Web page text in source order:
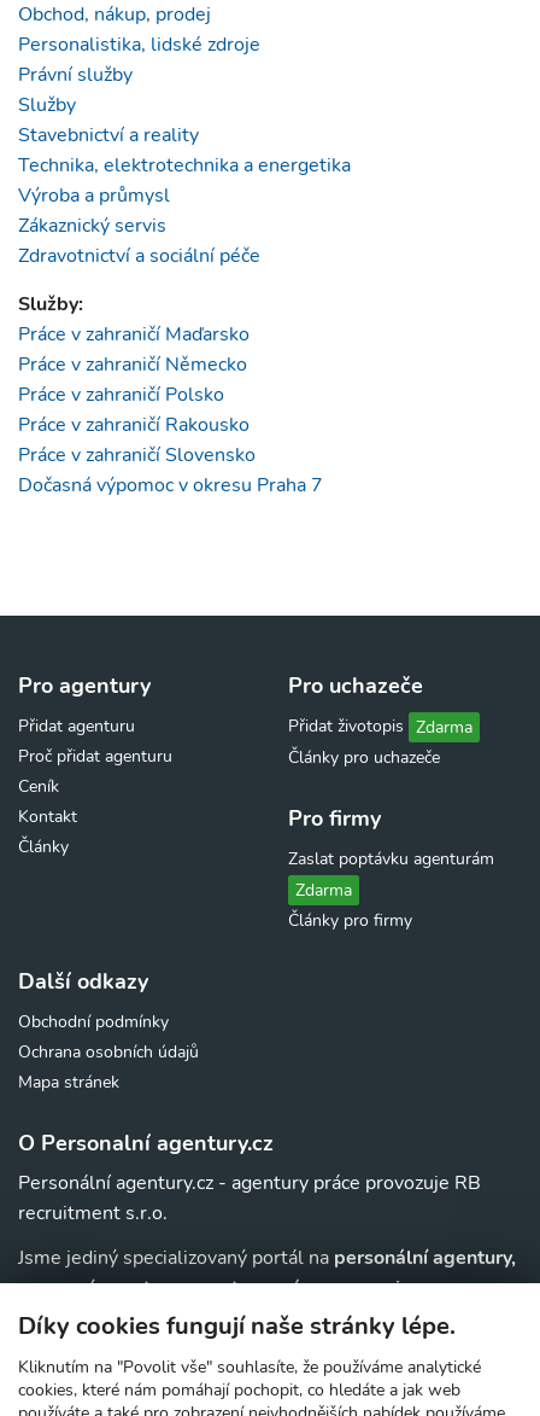
Díky cookies fungují naše stránky lépe.
Kliknutím na "Povolit vše" souhlasíte, že používáme analytické
cookies, které nám pomáhají pochopit, co hledáte a jak web
Obchod, nákup, prodej
Personalistika, lidské zdroje
Právní služby
Služby
Stavebnictví a reality
Technika, elektrotechnika a energetika
Výroba a průmysl
Zákaznický servis
Zdravotnictví a sociální péče
Služby:
Práce v zahraničí Maďarsko
Práce v zahraničí Německo
Práce v zahraničí Polsko
Práce v zahraničí Rakousko
Práce v zahraničí Slovensko
Dočasná výpomoc v okresu Praha 7
Pro agentury
Přidat agenturu
Proč přidat agenturu
Ceník
Kontakt
Články
Pro uchazeče
Přidat životopis Zdarma
Články pro uchazeče
Pro firmy
Zaslat poptávku agenturám
Zdarma
Články pro firmy
Další odkazy
Obchodní podmínky
Ochrana osobních údajů
Mapa stránek
O Personalní agentury.cz
Personální agentury.cz - agentury práce provozuje RB
recruitment s.r.o.
Jsme jediný specializovaný portál na personální agentury,
pracovní agentury, agentury práce a au-pairagentury v
ČR. Navíc u nás najdete jednoduchý přehled agentur,